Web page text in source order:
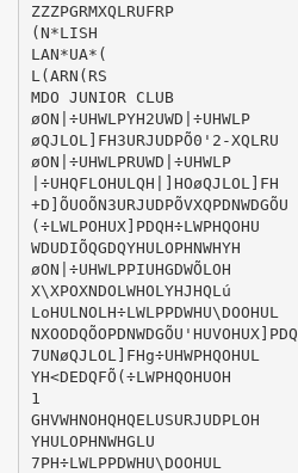
ZZZPGRMXQLRUFRP
(N*LISH
LAN*UA*(
L(ARN(RS
MDO JUNIOR CLUB
øON|÷UHWLPYH2UWD|÷UHWLP
øQJLOL]FH3URJUDPÕ0'2-XQLRU
øON|÷UHWLPRUWD|÷UHWLP
|÷UHQFLOHULQH|]HOøQJLOL]FH
+D]ÕUOÕN3URJUDPÕVXQPDNWDGÕU
(÷LWLPOHUX]PDQH÷LWPHQOHU
WDUDIÕQGDQYHULOPHNWHYH
øON|÷UHWLPPIUHGDWÕLOH
X\XPOXNDOLWHOLYHJHQLú
LoHULNOLH÷LWLPPDWHU\DOOHUL
NXOODQÕOPDNWDGÕU'HUVOHUX]PDQ
7UNøQJLOL]FHg÷UHWPHQOHUL
YH<DEDQFÕ(÷LWPHQOHUOH
1
GHVWHNOHQHQELUSURJUDPLOH
YHULOPHNWHGLU
7PH÷LWLPPDWHU\DOOHUL